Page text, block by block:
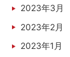
2023年3月
2023年2月
2023年1月